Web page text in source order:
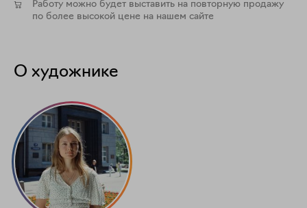
Работу можно будет выставить на повторную продажу
по более высокой цене на нашем сайте
О художнике